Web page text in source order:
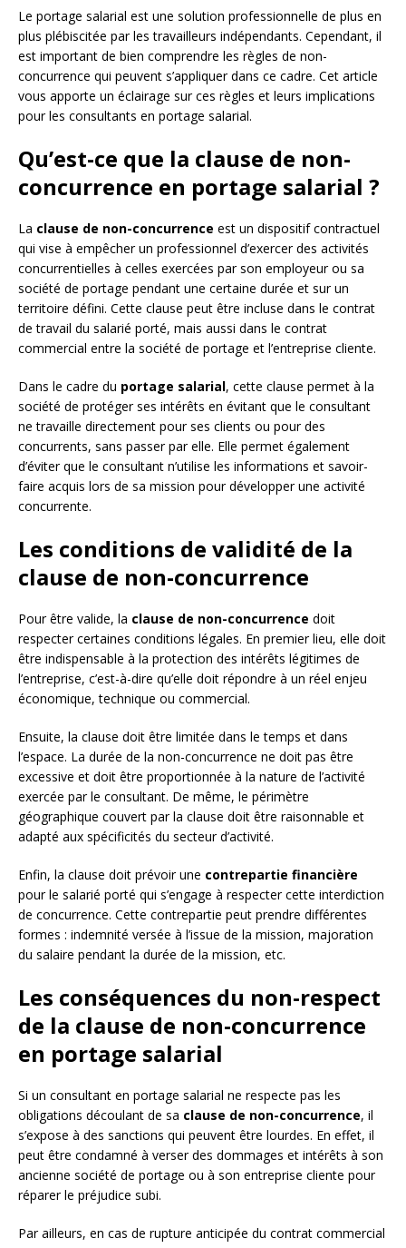
Le portage salarial est une solution professionnelle de plus en
plus plébiscitée par les travailleurs indépendants. Cependant, il
est important de bien comprendre les règles de non-
concurrence qui peuvent s’appliquer dans ce cadre. Cet article
vous apporte un éclairage sur ces règles et leurs implications
pour les consultants en portage salarial.
Qu’est-ce que la clause de non-
concurrence en portage salarial ?
La clause de non-concurrence est un dispositif contractuel
qui vise à empêcher un professionnel d’exercer des activités
concurrentielles à celles exercées par son employeur ou sa
société de portage pendant une certaine durée et sur un
territoire défini. Cette clause peut être incluse dans le contrat
de travail du salarié porté, mais aussi dans le contrat
commercial entre la société de portage et l’entreprise cliente.
Dans le cadre du portage salarial, cette clause permet à la
société de protéger ses intérêts en évitant que le consultant
ne travaille directement pour ses clients ou pour des
concurrents, sans passer par elle. Elle permet également
d’éviter que le consultant n’utilise les informations et savoir-
faire acquis lors de sa mission pour développer une activité
concurrente.
Les conditions de validité de la
clause de non-concurrence
Pour être valide, la clause de non-concurrence doit
respecter certaines conditions légales. En premier lieu, elle doit
être indispensable à la protection des intérêts légitimes de
l’entreprise, c’est-à-dire qu’elle doit répondre à un réel enjeu
économique, technique ou commercial.
Ensuite, la clause doit être limitée dans le temps et dans
l’espace. La durée de la non-concurrence ne doit pas être
excessive et doit être proportionnée à la nature de l’activité
exercée par le consultant. De même, le périmètre
géographique couvert par la clause doit être raisonnable et
adapté aux spécificités du secteur d’activité.
Enfin, la clause doit prévoir une contrepartie financière
pour le salarié porté qui s’engage à respecter cette interdiction
de concurrence. Cette contrepartie peut prendre différentes
formes : indemnité versée à l’issue de la mission, majoration
du salaire pendant la durée de la mission, etc.
Les conséquences du non-respect
de la clause de non-concurrence
en portage salarial
Si un consultant en portage salarial ne respecte pas les
obligations découlant de sa clause de non-concurrence, il
s’expose à des sanctions qui peuvent être lourdes. En effet, il
peut être condamné à verser des dommages et intérêts à son
ancienne société de portage ou à son entreprise cliente pour
réparer le préjudice subi.
Par ailleurs, en cas de rupture anticipée du contrat commercial